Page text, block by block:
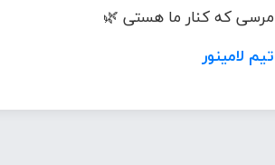
مرسی که کنار ما هستی 🌿
تیم لامینور